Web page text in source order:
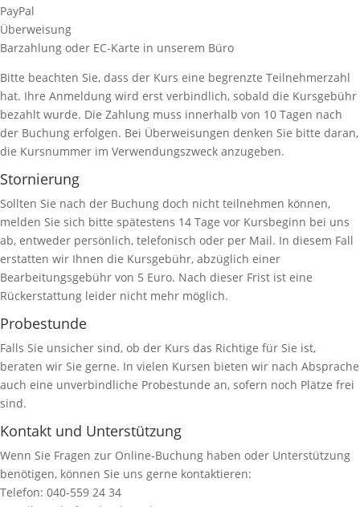
PayPal
Überweisung
Barzahlung oder EC-Karte in unserem Büro
Bitte beachten Sie, dass der Kurs eine begrenzte Teilnehmerzahl
hat. Ihre Anmeldung wird erst verbindlich, sobald die Kursgebühr
bezahlt wurde. Die Zahlung muss innerhalb von 10 Tagen nach
der Buchung erfolgen. Bei Überweisungen denken Sie bitte daran,
die Kursnummer im Verwendungszweck anzugeben.
Stornierung
Sollten Sie nach der Buchung doch nicht teilnehmen können,
melden Sie sich bitte spätestens 14 Tage vor Kursbeginn bei uns
ab, entweder persönlich, telefonisch oder per Mail. In diesem Fall
erstatten wir Ihnen die Kursgebühr, abzüglich einer
Bearbeitungsgebühr von 5 Euro. Nach dieser Frist ist eine
Rückerstattung leider nicht mehr möglich.
Probestunde
Falls Sie unsicher sind, ob der Kurs das Richtige für Sie ist,
beraten wir Sie gerne. In vielen Kursen bieten wir nach Absprache
auch eine unverbindliche Probestunde an, sofern noch Plätze frei
sind.
Kontakt und Unterstützung
Wenn Sie Fragen zur Online-Buchung haben oder Unterstützung
benötigen, können Sie uns gerne kontaktieren:
Telefon: 040-559 24 34